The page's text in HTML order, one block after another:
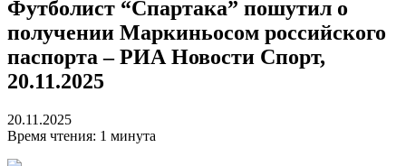
Футболист “Спартака” пошутил о
получении Маркиньосом российского
паспорта – РИА Новости Спорт,
20.11.2025
20.11.2025
Время чтения: 1 минута